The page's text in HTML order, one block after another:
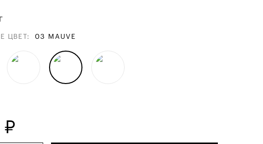
ЦВЕТ: 03 MAUVE